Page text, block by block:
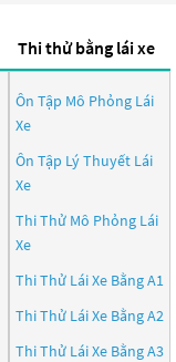
Thi thử bằng lái xe
Ôn Tập Mô Phỏng Lái
Xe
Ôn Tập Lý Thuyết Lái
Xe
Thi Thử Mô Phỏng Lái
Xe
Thi Thử Lái Xe Bằng A1
Thi Thử Lái Xe Bằng A2
Thi Thử Lái Xe Bằng A3